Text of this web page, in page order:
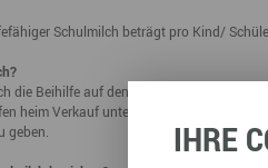
mieten
mieten
Veranstaltungsmanagement
mieten
Schulmilch beträgt pro Kind/
die Beihilfe auf den von den Schülern zu
heim Verkauf unter-, aber nicht
geben.
IHRE